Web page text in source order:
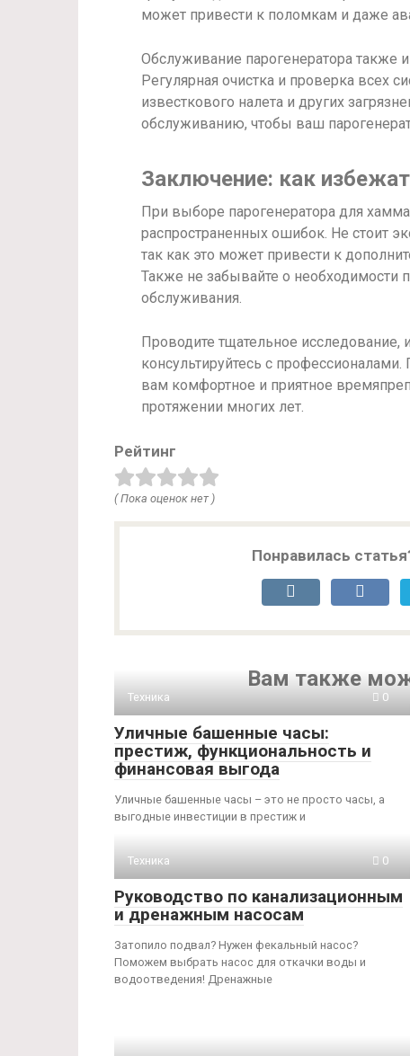
может привести к поломкам и даже
Обслуживание парогенератора также
Регулярная очистка и проверка всех
известкового налета и других
обслуживанию, чтобы ваш
Заключение: как
При выборе парогенератора для
распространенных ошибок. Не стоит
так как это может привести к
Также не забывайте о необходимости
обслуживания.
Проводите тщательное исследование,
консультируйтесь с
вам комфортное и приятное
протяжении многих лет.
Рейтинг
( Пока оценок нет )
Понравилась
Вам также
Техника 0
Уличные башенные часы:
престиж, функциональность и
финансовая выгода
Уличные башенные часы – это не просто часы, а
выгодные инвестиции в престиж и
Техника 0
Руководство по канализационным
и дренажным насосам
Затопило подвал? Нужен фекальный насос?
Поможем выбрать насос для откачки воды и
водоотведения! Дренажные